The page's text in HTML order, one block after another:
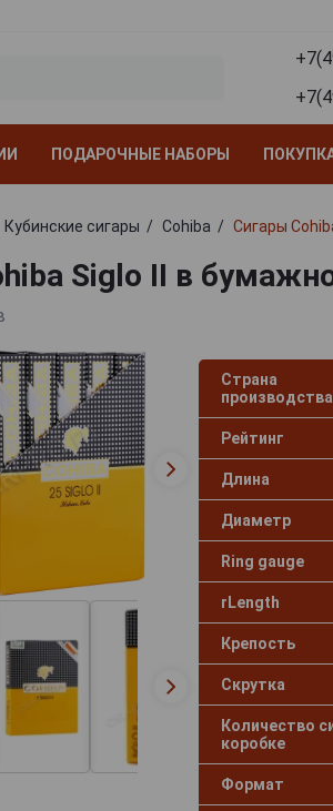
ПОДАРОЧНЫЕ НАБОРЫ
Кубинские сигары Cohiba Сигары
Siglo II в
Страна
производства
Рейтинг
Длина
Диаметр
Ring gauge
rLength
Крепость
Скрутка
Количество
коробке
Формат